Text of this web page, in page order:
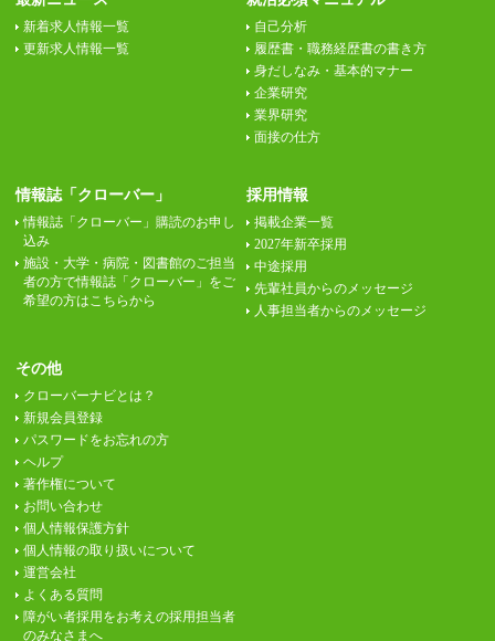
新着求人情報一覧
更新求人情報一覧
自己分析
履歴書・職務経歴書の書き方
身だしなみ・基本的マナー
企業研究
業界研究
面接の仕方
情報誌「クローバー」
情報誌「クローバー」購読のお申し
込み
施設・大学・病院・図書館のご担当
者の方で情報誌「クローバー」をご
希望の方はこちらから
採用情報
掲載企業一覧
2027年新卒採用
中途採用
先輩社員からのメッセージ
人事担当者からのメッセージ
その他
クローバーナビとは？
新規会員登録
パスワードをお忘れの方
ヘルプ
著作権について
お問い合わせ
個人情報保護方針
個人情報の取り扱いについて
運営会社
よくある質問
障がい者採用をお考えの採用担当者
のみなさまへ